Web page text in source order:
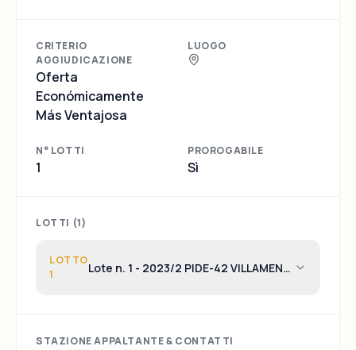
CRITERIO
AGGIUDICAZIONE
Oferta
Económicamente
Más Ventajosa
LUOGO
N° LOTTI
1
PROROGABILE
Sì
LOTTI (1)
LOTTO
1
Lote n. 1 - 2023/2 PIDE-42 VILLAMENA
POLIDEPORTIVA
STAZIONE APPALTANTE & CONTATTI